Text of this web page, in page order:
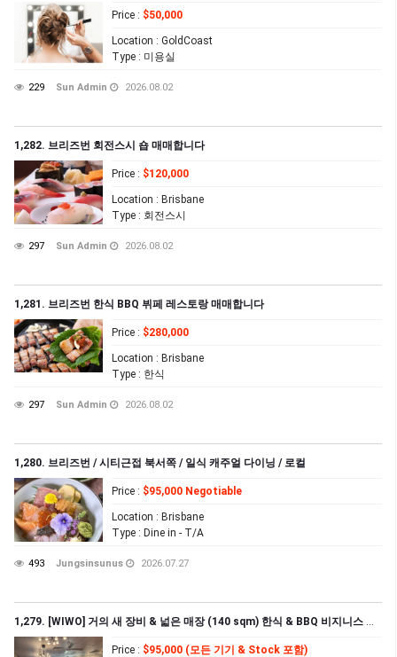
Price : $50,000
Location : GoldCoast
Type : 미용실
229 Sun Admin 2026.08.02
1,282. 브리즈번 회전스시 숍 매매합니다
Price : $120,000
Location : Brisbane
Type : 회전스시
297 Sun Admin 2026.08.02
1,281. 브리즈번 한식 BBQ 뷔페 레스토랑 매매합니다
Price : $280,000
Location : Brisbane
Type : 한식
297 Sun Admin 2026.08.02
1,280. 브리즈번 / 시티근접 북서쪽 / 일식 캐주얼 다이닝 / 로컬
Price : $95,000 Negotiable
Location : Brisbane
Type : Dine in - T/A
493 Jungsinsunus 2026.07.27
1,279. [WIWO] 거의 새 장비 & 넓은 매장 (140 sqm) 한식 & BBQ 비지니스 급매
Price : $95,000 (모든 기기 & Stock 포함)